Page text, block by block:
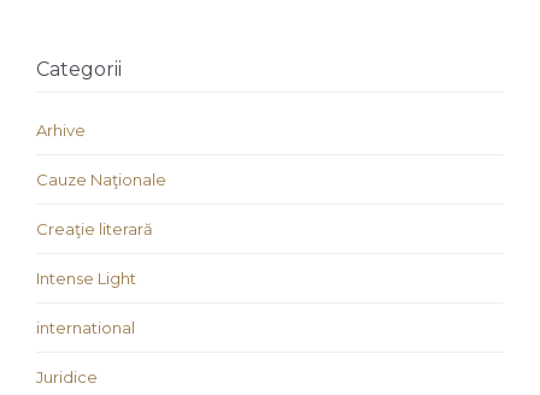
Categorii
Arhive
Cauze Naţionale
Creaţie literară
Intense Light
international
Juridice